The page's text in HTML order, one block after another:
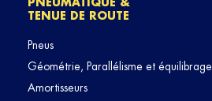
PNEUMATIQUE &
TENUE DE ROUTE
Pneus
Géométrie, Parallélisme et équilibrage
Amortisseurs